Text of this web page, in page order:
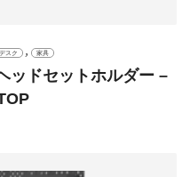
スク , 家具
ッドセットホルダー –